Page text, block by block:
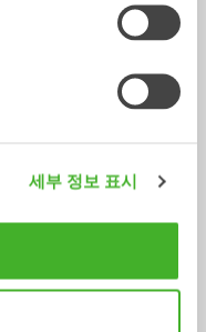
세부 정보 표시
테이터